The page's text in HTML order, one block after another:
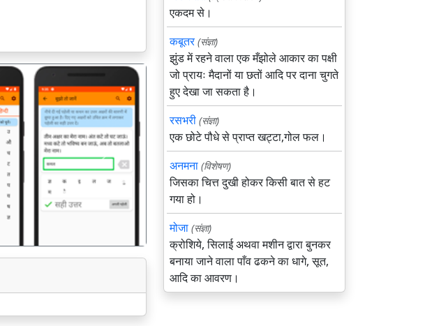
अगला
एकदम से।
कबूतर (संज्ञा)
झुंड में रहने वाला एक मँझोले आकार का पक्षी
जो प्रायः मैदानों या छतों आदि पर दाना चुगते
हुए देखा जा सकता है।
रसभरी (संज्ञा)
एक छोटे पौधे से प्राप्त खट्टा,गोल फल।
अनमना (विशेषण)
जिसका चित्त दुखी होकर किसी बात से हट
गया हो।
मोजा (संज्ञा)
क्रोशिये, सिलाई अथवा मशीन द्वारा बुनकर
बनाया जाने वाला पाँव ढकने का धागे, सूत,
आदि का आवरण।